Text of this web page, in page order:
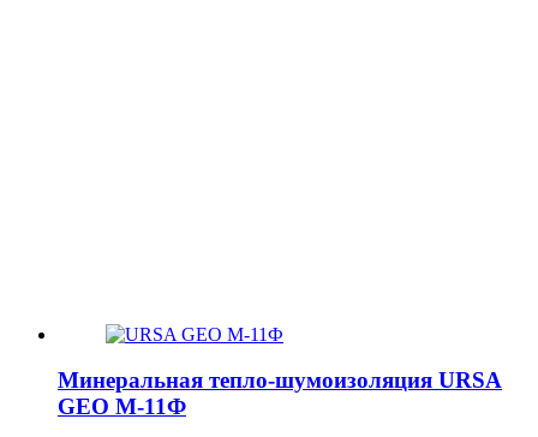
Минеральная тепло-шумоизоляция URSA
GEO М-11Ф